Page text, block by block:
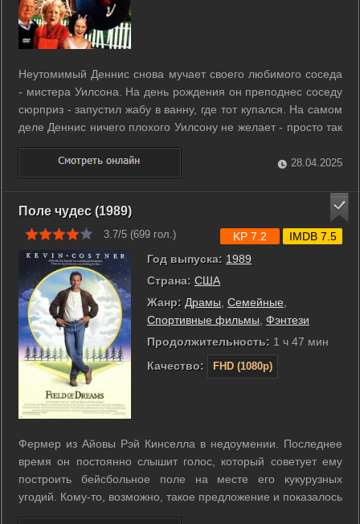
Неутомимый Деннис снова мучает своего любимого соседа
- мистера Уилсона. На день рождения он преподнес соседу
сюрприз - запустил жабу в ванну, где тот купался. На самом
деле Деннис ничего плохого Уилсону не желает - просто так
все выходит у озорного мальчика. В конце концов Деннис
даже спасает мистера Уилсона от мошенников, обещавших
омолодить ...
28.04.2025
Поле чудес (1989)
3.7/5 (699 гол.)
Год выпуска: 1989
Страна: США
Жанр: Драмы Семейные
Спортивные фильмы Фэнтези
Продолжительность: 1 ч 47 мин
Качество:
FHD (1080p)
KP 7.2 IMDB 7.5
Фермер из Айовы Рэй Кинселла в недоумении. Последнее
время он постоянно слышит голос, который советует ему
построить бейсбольное поле на месте его кукурузных
угодий. Кому-то, возможно, такое предложение и показалось
бы начисто лишенным смысла, но не Рэю. Его покойный